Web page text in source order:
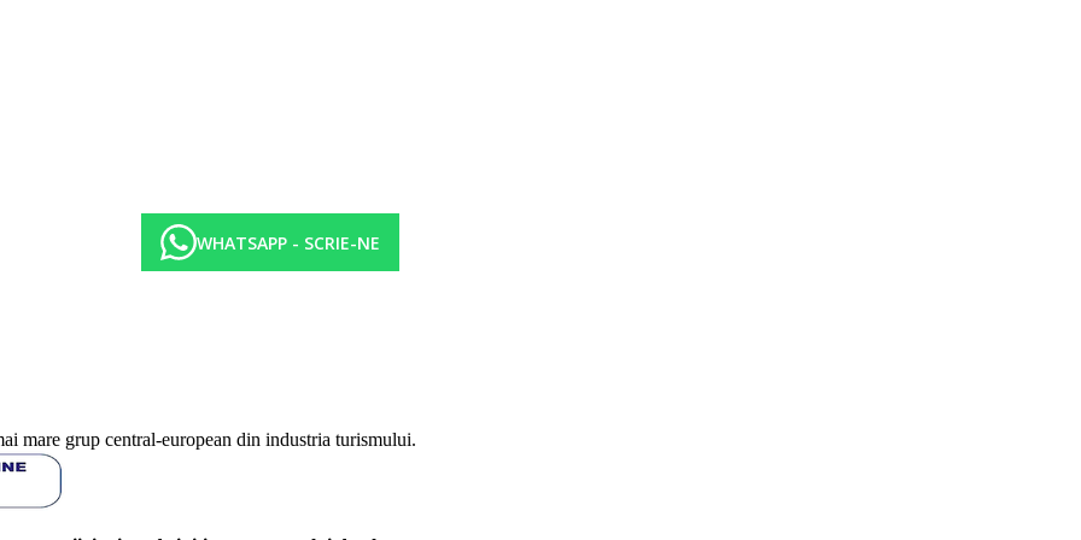
vreme, inclusa in pret, exterioara, cu apa dulce, sezlonguri si umbrele
meteorologice inclusa in pret, exterioara, parte separata a piscinei pentru copii, sezlonguri si umbrele
cu apa dulce, incalzita: noiembrie-aprilie, in zona spa, sezlonguri
canotaj, schi nautic, jet ski, parasailing, banana boat, hidrobicicleta, disponibile la companii externe
- 22:00
internationala, italiana, mediteraneana, mexicana, orientala, regionala, spaniola, peste/fructe de mare, preparate la gratar; mese fara
mese vegetariene, bufet, zilnic 07:00 - 10:30, 12:30 - 15:00 si 19:30 - 22:00, cu aer conditionat, cu terasa, scaune inalte pentru copii,
de bucatarie: regionala, mediteraneana, mese fara gluten: la cerere, mese fara lactoza: la cerere, mese vegetariene, mese vegane: la cerere,
WHATSAPP - SCRIE-NE
mare grup central-european din industria turismului.